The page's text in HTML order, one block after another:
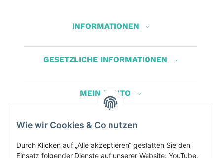
INFORMATIONEN
GESETZLICHE INFORMATIONEN
MEIN KONTO
Herbis Anglerladen
Inh.Herbert Schinnerl
Wie wir Cookies & Co nutzen
Durch Klicken auf „Alle akzeptieren“ gestatten Sie den
Einsatz folgender Dienste auf unserer Website: YouTube,